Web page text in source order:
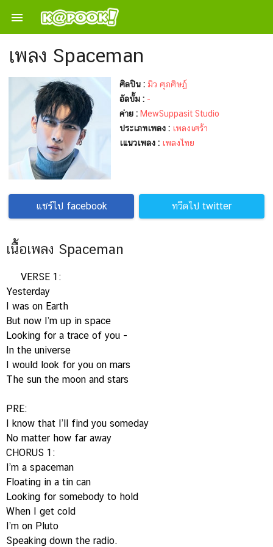

เพลง Spaceman
ศิลปิน : มิว ศุภศิษฏ์
อัลบั้ม : -
ค่าย : MewSuppasit Studio
ประเภทเพลง : เพลงเศร้า
เแนวเพลง : เพลงไทย
แชร์ไป facebook ทวีตไป twitter
เนื้อเพลง Spaceman
VERSE 1:
Yesterday
I was on Earth
But now I’m up in space
Looking for a trace of you -
In the universe
I would look for you on mars
The sun the moon and stars
PRE:
I know that I’ll find you someday
No matter how far away
CHORUS 1:
I’m a spaceman
Floating in a tin can
Looking for somebody to hold
When I get cold
I’m on Pluto
Speaking down the radio.